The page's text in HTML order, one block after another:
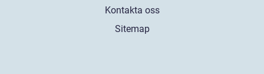
Kontakta oss
Sitemap